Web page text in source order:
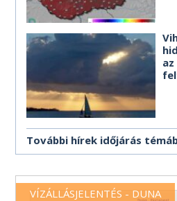
További hírek időjárás
VÍZÁLLÁSJELENTÉS - DUNA